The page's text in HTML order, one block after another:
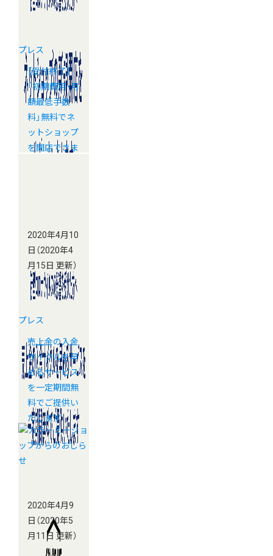
プレス
【受付終了】
「初期費用・月
額最低手数
料」無料でネ
ットショップ
を開店できま
2020年4月10
日 （2020年4
月15日 更新）
プレス
売上金の入金
サイクルを早
めるサービス
を一定期間無
料でご提供い
たします
2020年4月9
日 （2020年5
月11日 更新）